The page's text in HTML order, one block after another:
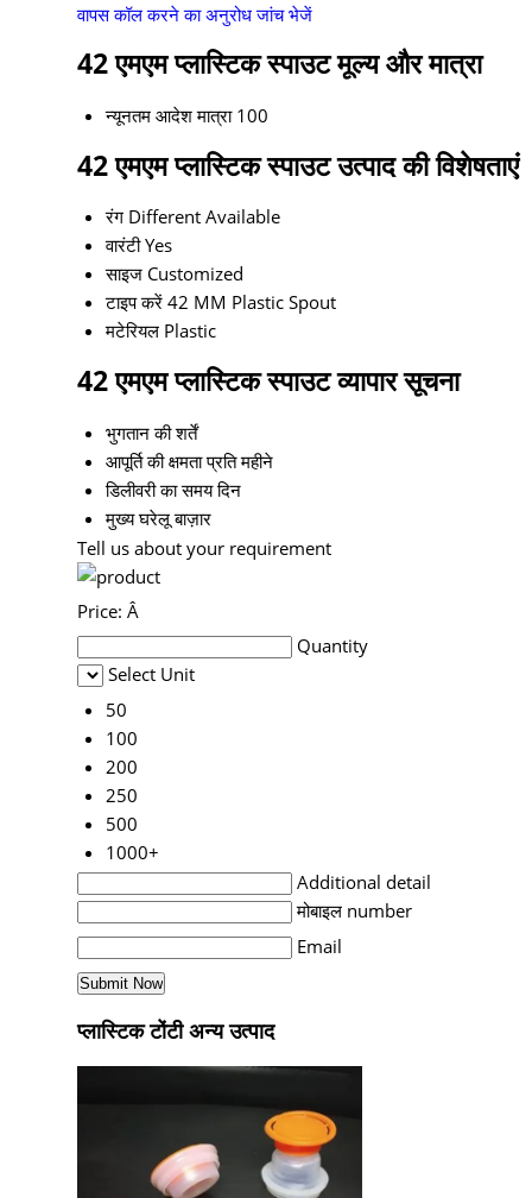
वापस कॉल करने का अनुरोध जांच भेजें
42 एमएम प्लास्टिक स्पाउट मूल्य और मात्रा
न्यूनतम आदेश मात्रा 100
42 एमएम प्लास्टिक स्पाउट उत्पाद की विशेषताएं
रंग Different Available
वारंटी Yes
साइज Customized
टाइप करें 42 MM Plastic Spout
मटेरियल Plastic
42 एमएम प्लास्टिक स्पाउट व्यापार सूचना
भुगतान की शर्तें
आपूर्ति की क्षमता प्रति महीने
डिलीवरी का समय दिन
मुख्य घरेलू बाज़ार
Tell us about your requirement
Price: Â
Quantity
Select Unit
50
100
200
250
500
1000+
Additional detail
मोबाइल number
Email
प्लास्टिक टोंटी अन्य उत्पाद